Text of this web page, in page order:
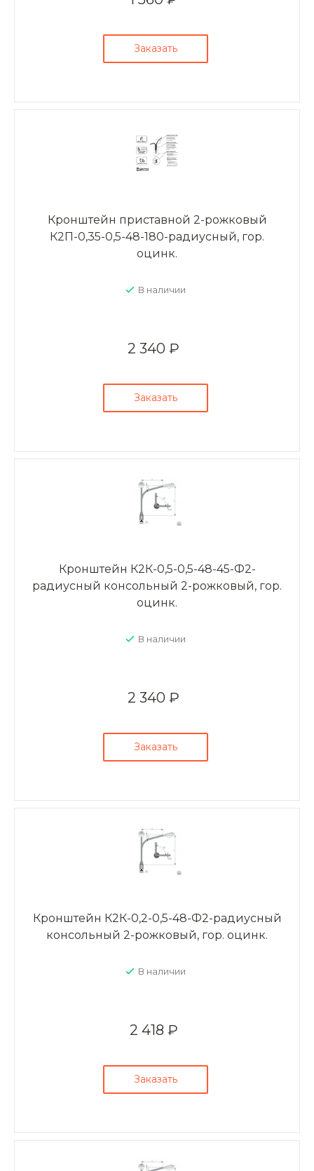
Заказать
Кронштейн приставной 2-рожковый
К2П-0,35-0,5-48-180-радиусный, гор.
оцинк.
В наличии
2 340 ₽
Заказать
Кронштейн К2К-0,5-0,5-48-45-Ф2-
радиусный консольный 2-рожковый, гор.
оцинк.
В наличии
2 340 ₽
Заказать
Кронштейн К2К-0,2-0,5-48-Ф2-радиусный
консольный 2-рожковый, гор. оцинк.
В наличии
2 418 ₽
Заказать